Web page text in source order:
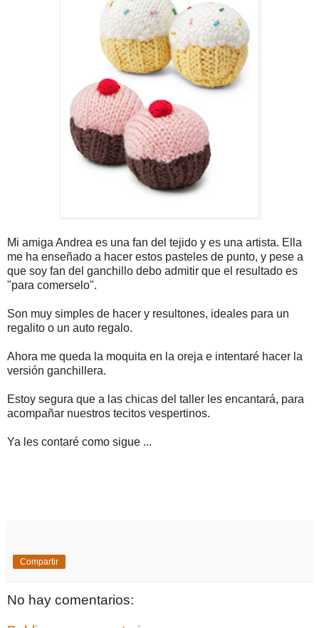
Mi amiga Andrea es una fan del tejido y es una artista. Ella
me ha enseñado a hacer estos pasteles de punto, y pese a
que soy fan del ganchillo debo admitir que el resultado es
"para comerselo".
Son muy simples de hacer y resultones, ideales para un
regalito o un auto regalo.
Ahora me queda la moquita en la oreja e intentaré hacer la
versión ganchillera.
Estoy segura que a las chicas del taller les encantará, para
acompañar nuestros tecitos vespertinos.
Ya les contaré como sigue ...
Compartir
No hay comentarios: